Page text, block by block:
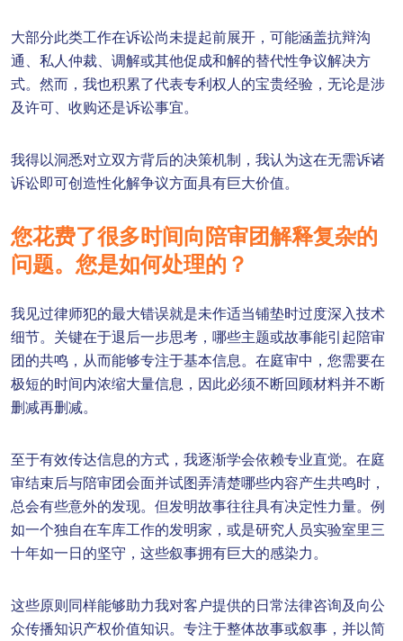
大部分此类工作在诉讼尚未提起前展开，可能涵盖抗辩沟
通、私人仲裁、调解或其他促成和解的替代性争议解决方
式。然而，我也积累了代表专利权人的宝贵经验，无论是涉
及许可、收购还是诉讼事宜。
我得以洞悉对立双方背后的决策机制，我认为这在无需诉诸
诉讼即可创造性化解争议方面具有巨大价值。
您花费了很多时间向陪审团解释复杂的
问题。您是如何处理的？
我见过律师犯的最大错误就是未作适当铺垫时过度深入技术
细节。关键在于退后一步思考，哪些主题或故事能引起陪审
团的共鸣，从而能够专注于基本信息。在庭审中，您需要在
极短的时间内浓缩大量信息，因此必须不断回顾材料并不断
删减再删减。
至于有效传达信息的方式，我逐渐学会依赖专业直觉。在庭
审结束后与陪审团会面并试图弄清楚哪些内容产生共鸣时，
总会有些意外的发现。但发明故事往往具有决定性力量。例
如一个独自在车库工作的发明家，或是研究人员实验室里三
十年如一日的坚守，这些叙事拥有巨大的感染力。
这些原则同样能够助力我对客户提供的日常法律咨询及向公
众传播知识产权价值知识。专注于整体故事或叙事，并以简